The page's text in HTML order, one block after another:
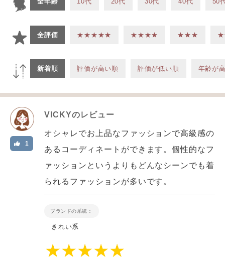
全評価 ★★★★★ ★★★★ ★★★
新着順 評価が高い順 評価が低い順 年齢が
VICKYのレビュー
1
オシャレでお上品なファッションで高級感の
あるコーディネートができます。個性的なフ
ァッションというよりもどんなシーンでも着
られるファッションが多いです。
ブランドの系統：
きれい系